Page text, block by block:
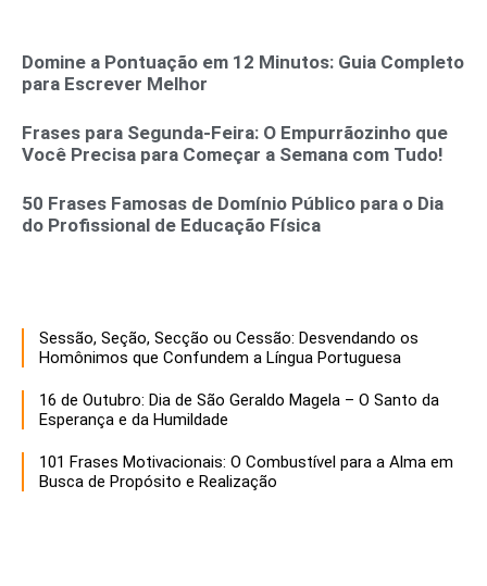
Domine a Pontuação em 12 Minutos: Guia Completo
para Escrever Melhor
Frases para Segunda-Feira: O Empurrãozinho que
Você Precisa para Começar a Semana com Tudo!
50 Frases Famosas de Domínio Público para o Dia
do Profissional de Educação Física
Sessão, Seção, Secção ou Cessão: Desvendando os
Homônimos que Confundem a Língua Portuguesa
16 de Outubro: Dia de São Geraldo Magela – O Santo da
Esperança e da Humildade
101 Frases Motivacionais: O Combustível para a Alma em
Busca de Propósito e Realização